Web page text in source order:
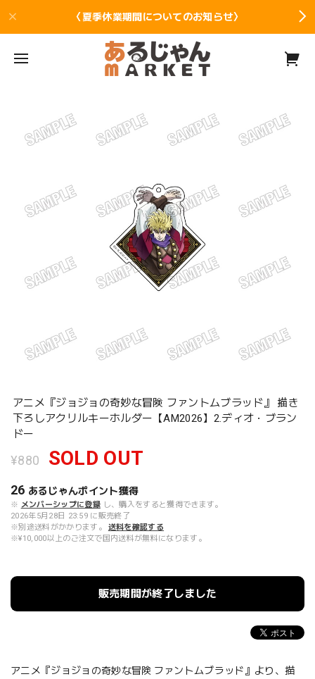
〈夏季休業期間についてのお知らせ〉
アニメ『ジョジョの奇妙な冒険 ファントムブラッド』 描き
下ろしアクリルキーホルダー【AM2026】2.ディオ・ブラン
ドー
¥880 SOLD OUT
26 あるじゃんポイント獲得
※ メンバーシップに登録 し、購入をすると獲得できます。
2026年5月28日 23:59 に販売終了
※別途送料がかかります。
送料を確認する
※¥10,000以上のご注文で国内送料が無料になります。
販売期間が終了しました
アニメ『ジョジョの奇妙な冒険 ファントムブラッド』より、描